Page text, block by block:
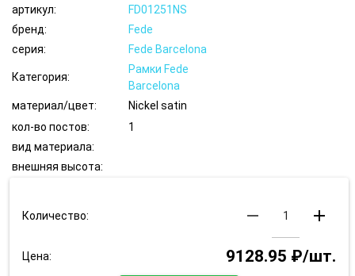
артикул:
FD01251NS
бренд:
Fede
серия:
Fede Barcelona
Категория:
Рамки Fede
Barcelona
материал/цвет:
Nickel satin
кол-во постов:
1
вид материала:
внешняя высота:
Количество: remove add
Цена:
9128.95 ₽/шт.